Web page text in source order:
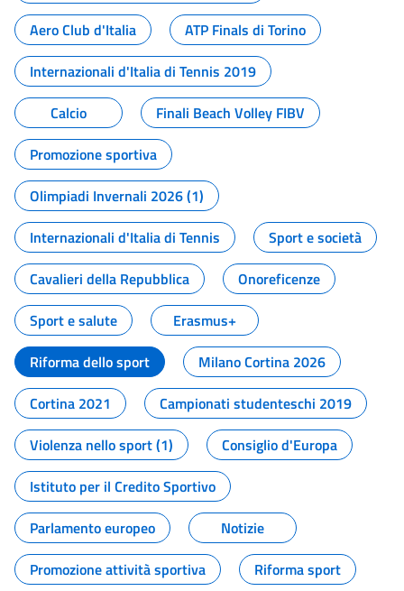
Aero Club d'Italia
ATP Finals di Torino
Internazionali d'Italia di Tennis 2019
Calcio
Finali Beach Volley FIBV
Promozione sportiva
Olimpiadi Invernali 2026 (1)
Internazionali d'Italia di Tennis
Sport e società
Cavalieri della Repubblica
Onoreficenze
Sport e salute
Erasmus+
Riforma dello sport
Milano Cortina 2026
Cortina 2021
Campionati studenteschi 2019
Violenza nello sport (1)
Consiglio d'Europa
Istituto per il Credito Sportivo
Parlamento europeo
Notizie
Promozione attività sportiva
Riforma sport